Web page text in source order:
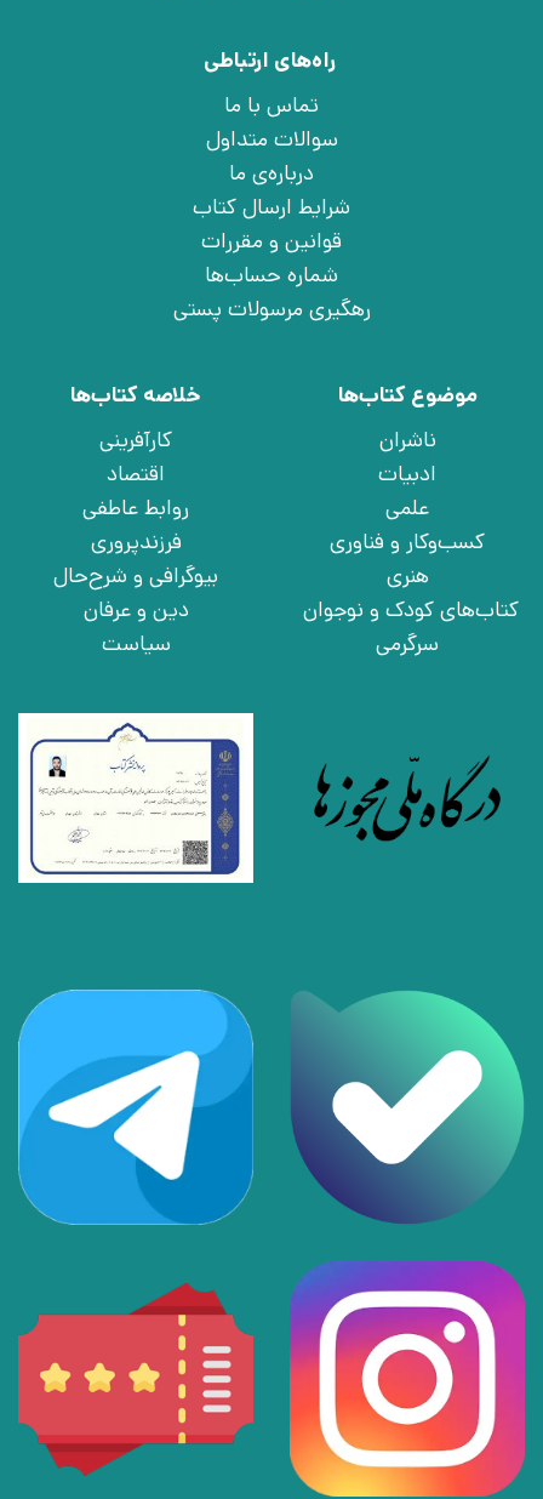
راه‌های ارتباطی
تماس با ما
سوالات متداول
درباره‌ی ما
شرایط ارسال کتاب
قوانین و مقررات
شماره حساب‌ها
رهگیری مرسولات پستی
موضوع کتاب‌ها
ناشران
ادبیات
علمی
کسب‌وکار و فناوری
هنری
کتاب‌های کودک و نوجوان
سرگرمی
خلاصه کتاب‌ها
کارآفرینی
اقتصاد
روابط عاطفی
فرزندپروری
بیوگرافی و شرح‌حال
دین و عرفان
سیاست